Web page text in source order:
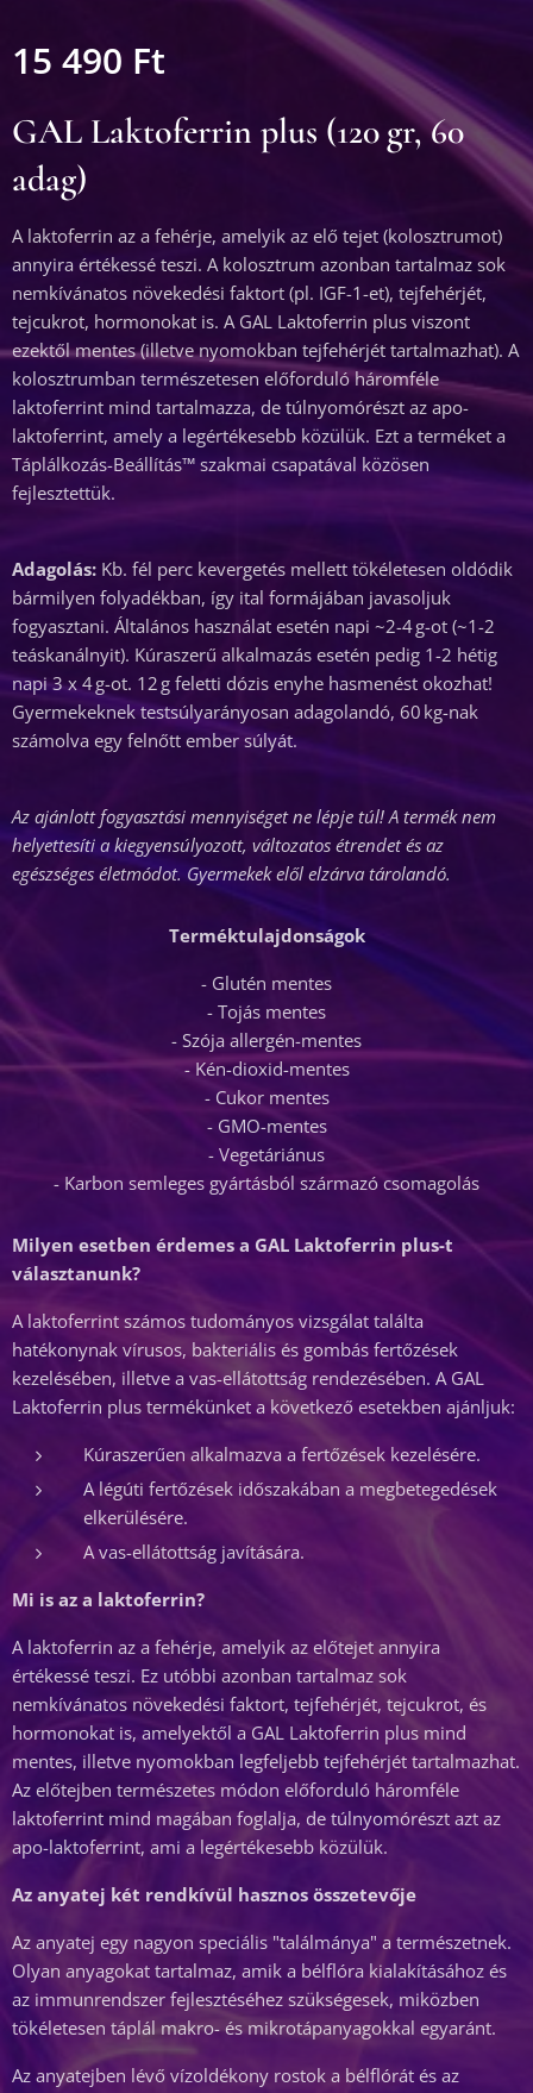
15 490 Ft
GAL Laktoferrin plus (120 gr, 60
adag)
A laktoferrin az a fehérje, amelyik az elő tejet (kolosztrumot)
annyira értékessé teszi. A kolosztrum azonban tartalmaz sok
nemkívánatos növekedési faktort (pl. IGF-1-et), tejfehérjét,
tejcukrot, hormonokat is. A GAL Laktoferrin plus viszont
ezektől mentes (illetve nyomokban tejfehérjét tartalmazhat). A
kolosztrumban természetesen előforduló háromféle
laktoferrint mind tartalmazza, de túlnyomórészt az apo-
laktoferrint, amely a legértékesebb közülük. Ezt a terméket a
Táplálkozás-Beállítás™ szakmai csapatával közösen
fejlesztettük.
Adagolás: Kb. fél perc kevergetés mellett tökéletesen oldódik
bármilyen folyadékban, így ital formájában javasoljuk
fogyasztani. Általános használat esetén napi ~2-4 g-ot (~1-2
teáskanálnyit). Kúraszerű alkalmazás esetén pedig 1-2 hétig
napi 3 x 4 g-ot. 12 g feletti dózis enyhe hasmenést okozhat!
Gyermekeknek testsúlyarányosan adagolandó, 60 kg-nak
számolva egy felnőtt ember súlyát.
Az ajánlott fogyasztási mennyiséget ne lépje túl! A termék nem
helyettesíti a kiegyensúlyozott, változatos étrendet és az
egészséges életmódot. Gyermekek elől elzárva tárolandó.
Terméktulajdonságok
- Glutén mentes
- Tojás mentes
- Szója allergén-mentes
- Kén-dioxid-mentes
- Cukor mentes
- GMO-mentes
- Vegetáriánus
- Karbon semleges gyártásból származó csomagolás
Milyen esetben érdemes a GAL Laktoferrin plus-t
választanunk?
A laktoferrint számos tudományos vizsgálat találta
hatékonynak vírusos, bakteriális és gombás fertőzések
kezelésében, illetve a vas-ellátottság rendezésében. A GAL
Laktoferrin plus termékünket a következő esetekben ajánljuk:
Kúraszerűen alkalmazva a fertőzések kezelésére.
A légúti fertőzések időszakában a megbetegedések
elkerülésére.
A vas-ellátottság javítására.
Mi is az a laktoferrin?
A laktoferrin az a fehérje, amelyik az előtejet annyira
értékessé teszi. Ez utóbbi azonban tartalmaz sok
nemkívánatos növekedési faktort, tejfehérjét, tejcukrot, és
hormonokat is, amelyektől a GAL Laktoferrin plus mind
mentes, illetve nyomokban legfeljebb tejfehérjét tartalmazhat.
Az előtejben természetes módon előforduló háromféle
laktoferrint mind magában foglalja, de túlnyomórészt azt az
apo-laktoferrint, ami a legértékesebb közülük.
Az anyatej két rendkívül hasznos összetevője
Az anyatej egy nagyon speciális "találmánya" a természetnek.
Olyan anyagokat tartalmaz, amik a bélflóra kialakításához és
az immunrendszer fejlesztéséhez szükségesek, miközben
tökéletesen táplál makro- és mikrotápanyagokkal egyaránt.
Az anyatejben lévő vízoldékony rostok a bélflórát és az